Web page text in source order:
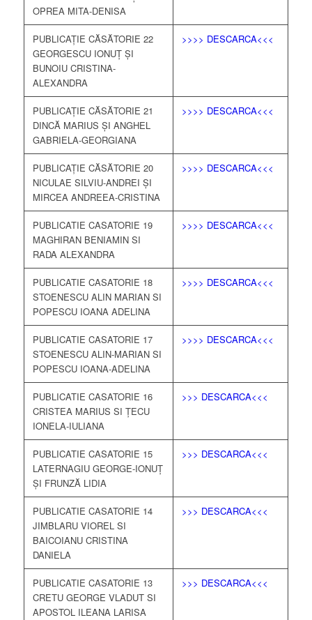
OPREA MITA-DENISA
PUBLICAȚIE CĂSĂTORIE 22
GEORGESCU IONUȚ ȘI
BUNOIU CRISTINA-
ALEXANDRA
>>>> DESCARCA<<<
PUBLICAȚIE CĂSĂTORIE 21
DINCĂ MARIUS ȘI ANGHEL
GABRIELA-GEORGIANA
>>>> DESCARCA<<<
PUBLICAȚIE CĂSĂTORIE 20
NICULAE SILVIU-ANDREI ȘI
MIRCEA ANDREEA-CRISTINA
>>>> DESCARCA<<<
PUBLICATIE CASATORIE 19
MAGHIRAN BENIAMIN SI
RADA ALEXANDRA
>>>> DESCARCA<<<
PUBLICATIE CASATORIE 18
STOENESCU ALIN MARIAN SI
POPESCU IOANA ADELINA
>>>> DESCARCA<<<
PUBLICATIE CASATORIE 17
STOENESCU ALIN-MARIAN SI
POPESCU IOANA-ADELINA
>>>> DESCARCA<<<
PUBLICATIE CASATORIE 16
CRISTEA MARIUS SI ȚECU
IONELA-IULIANA
>>> DESCARCA<<<
PUBLICATIE CASATORIE 15
LATERNAGIU GEORGE-IONUȚ
ȘI FRUNZĂ LIDIA
>>> DESCARCA<<<
PUBLICATIE CASATORIE 14
JIMBLARU VIOREL SI
BAICOIANU CRISTINA
DANIELA
>>> DESCARCA<<<
PUBLICATIE CASATORIE 13
CRETU GEORGE VLADUT SI
APOSTOL ILEANA LARISA
>>> DESCARCA<<<